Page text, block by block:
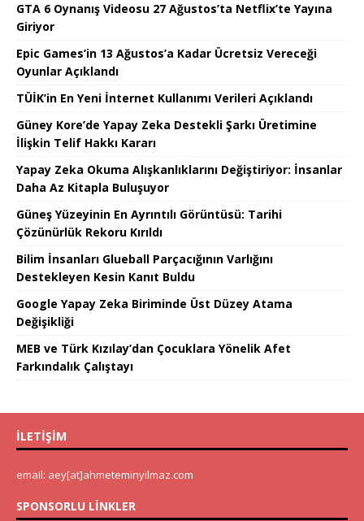
GTA 6 Oynanış Videosu 27 Ağustos’ta Netflix’te Yayına
Giriyor
Epic Games’in 13 Ağustos’a Kadar Ücretsiz Vereceği
Oyunlar Açıklandı
TÜİK’in En Yeni İnternet Kullanımı Verileri Açıklandı
Güney Kore’de Yapay Zeka Destekli Şarkı Üretimine
İlişkin Telif Hakkı Kararı
Yapay Zeka Okuma Alışkanlıklarını Değiştiriyor: İnsanlar
Daha Az Kitapla Buluşuyor
Güneş Yüzeyinin En Ayrıntılı Görüntüsü: Tarihi
Çözünürlük Rekoru Kırıldı
Bilim İnsanları Glueball Parçacığının Varlığını
Destekleyen Kesin Kanıt Buldu
Google Yapay Zeka Biriminde Üst Düzey Atama
Değişikliği
MEB ve Türk Kızılay’dan Çocuklara Yönelik Afet
Farkındalık Çalıştayı
İLETIŞIM
email: aey[at]ahmeteminyilmaz.com
SPONSORLU LINKLER